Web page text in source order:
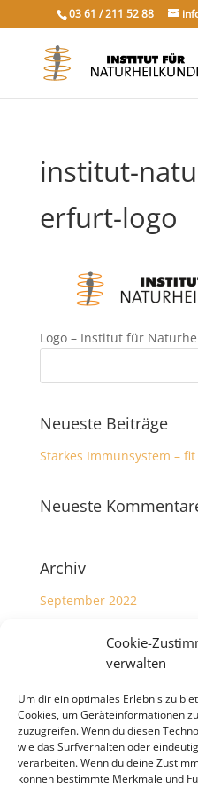
Cookie-
verwalten
Um dir ein optimales Erlebnis zu
Cookies, um Geräteinformationen
zuzugreifen. Wenn du diesen
wie das Surfverhalten oder
verarbeiten. Wenn du deine
können bestimmte Merkmale und
03 61 / 211 52 88
institut-
erfurt-logo
Logo – Institut für
Neueste Beiträge
Starkes Immunsystem –
Neueste
Archiv
September 2022
Kategorien
Meta
Anmelden